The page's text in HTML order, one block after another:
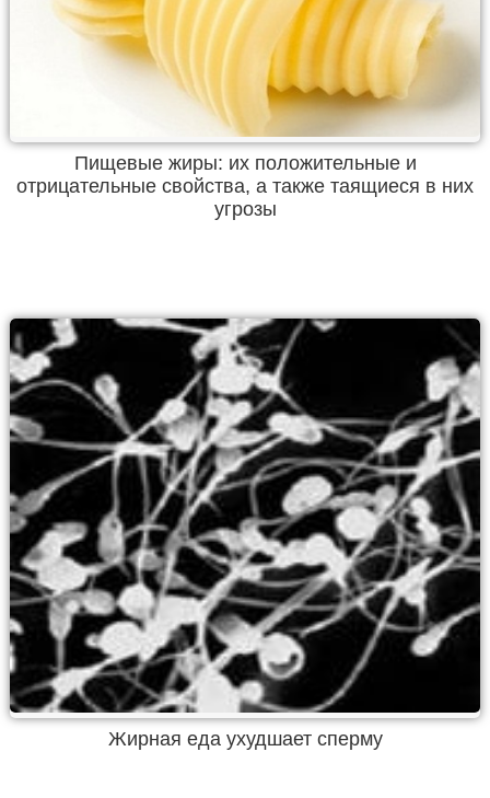
Пищевые жиры: их положительные и
отрицательные свойства, а также таящиеся в них
угрозы
Жирная еда ухудшает сперму